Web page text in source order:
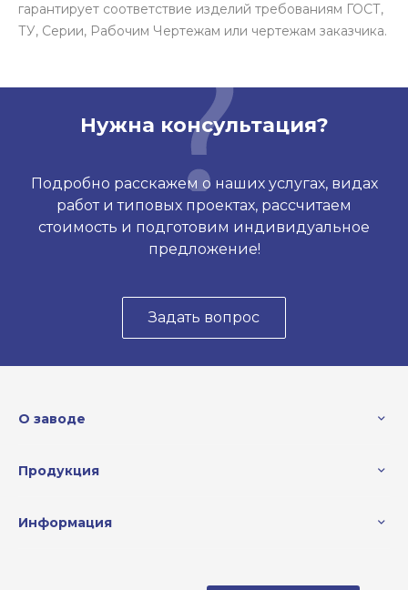
гарантирует соответствие изделий требованиям ГОСТ,
ТУ, Серии, Рабочим Чертежам или чертежам заказчика.
Нужна консультация?
Подробно расскажем о наших услугах, видах
работ и типовых проектах, рассчитаем
стоимость и подготовим индивидуальное
предложение!
Задать вопрос
О заводе
Продукция
Информация